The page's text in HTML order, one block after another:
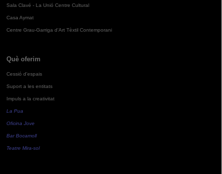
Sala Clavé - La Unió Centre Cultural
Casa Aymat
Centre Grau-Garriga d'Art Tèxtil Contemporani
Què oferim
Cessió d'espais
Suport a les entitats
Impuls a la creativitat
La Pua
Oficina Jove
Bar Bocamoll
Teatre Mira-sol